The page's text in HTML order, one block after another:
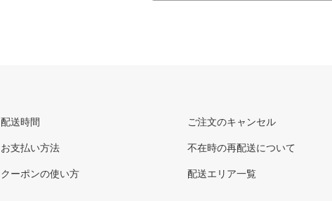
配送時間
お支払い方法
クーポンの使い方
ご注文のキャンセル
不在時の再配送について
配送エリア一覧